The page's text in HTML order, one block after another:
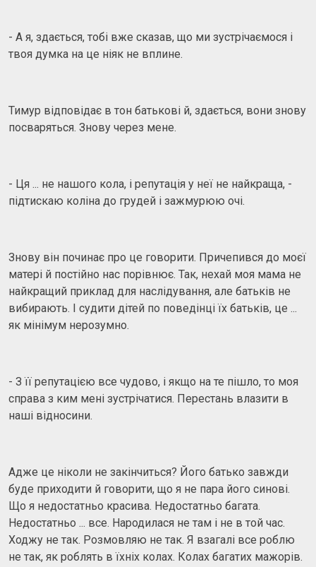
- А я, здається, тобі вже сказав, що ми зустрічаємося і
твоя думка на це ніяк не вплине.
Тимур відповідає в тон батькові й, здається, вони знову
посваряться. Знову через мене.
- Ця ... не нашого кола, і репутація у неї не найкраща, -
підтискаю коліна до грудей і зажмурюю очі.
Знову він починає про це говорити. Причепився до моєї
матері й постійно нас порівнює. Так, нехай моя мама не
найкращий приклад для наслідування, але батьків не
вибирають. І судити дітей по поведінці їх батьків, це ...
як мінімум нерозумно.
- З її репутацією все чудово, і якщо на те пішло, то моя
справа з ким мені зустрічатися. Перестань влазити в
наші відносини.
Адже це ніколи не закінчиться? Його батько завжди
буде приходити й говорити, що я не пара його синові.
Що я недостатньо красива. Недостатньо багата.
Недостатньо ... все. Народилася не там і не в той час.
Ходжу не так. Розмовляю не так. Я взагалі все роблю
не так, як роблять в їхніх колах. Колах багатих мажорів.